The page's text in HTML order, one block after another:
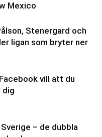
Mexico
Stenergard och
ligan som bryter ner
vill att du
dig
– de dubbla